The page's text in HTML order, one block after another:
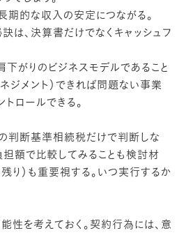
期的な収入の安定につながる。
は、決算書だけでなくキャッシュフ
がりのビジネスモデルであること
ジメント）できれば問題ない事業
トロールできる。
断基準相続税だけで判断しな
額で比較してみることも検討材
残り）も重要視する。いつ実行するか
性を考えておく。契約行為には、意